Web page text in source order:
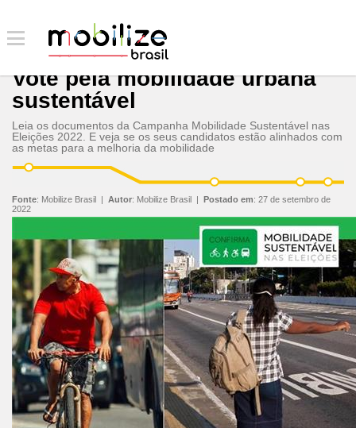
Vote pela mobilidade urbana
sustentável
Leia os documentos da Campanha Mobilidade Sustentável nas
Eleições 2022. E veja se os seus candidatos estão alinhados com
as metas para a melhoria da mobilidade
Fonte: Mobilize Brasil | Autor: Mobilize Brasil | Postado em: 27 de setembro de
2022